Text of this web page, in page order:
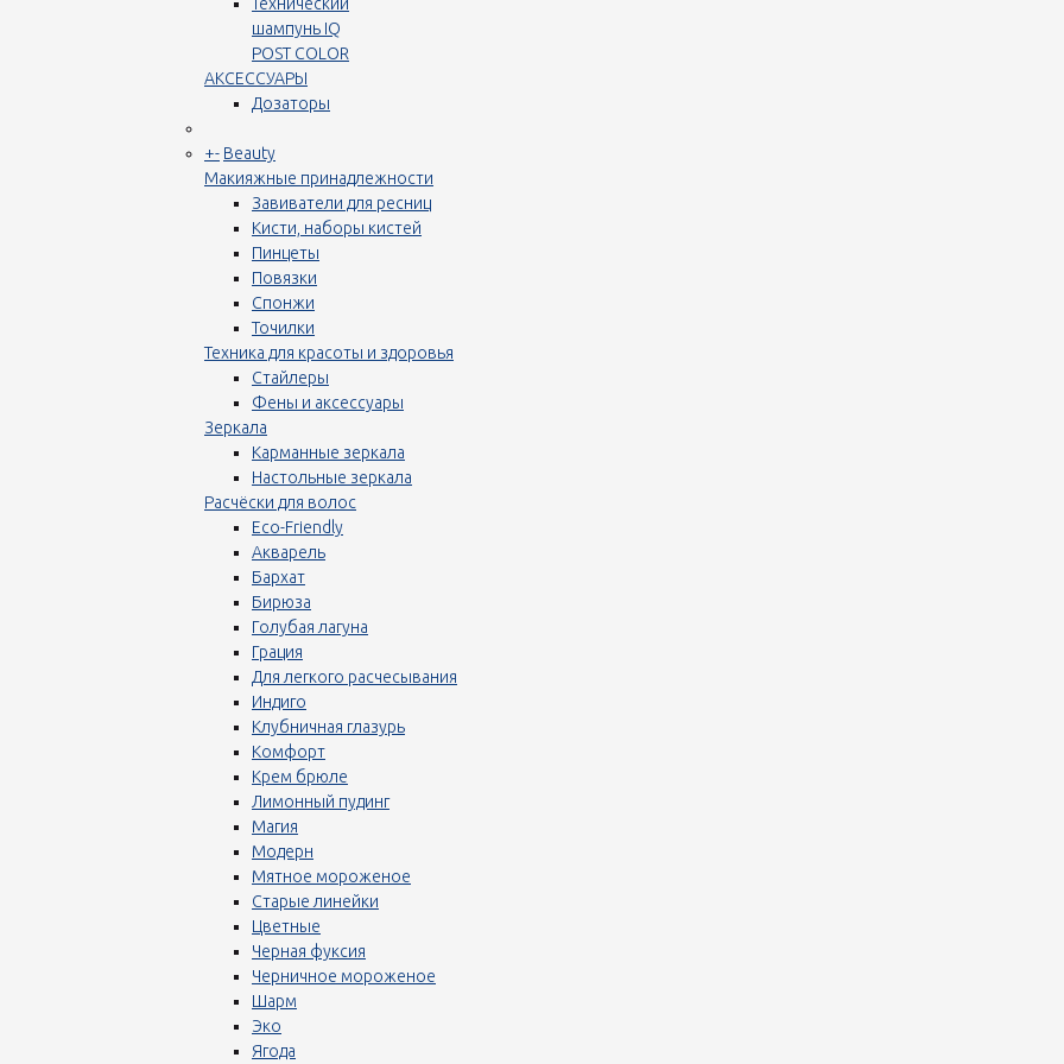
шампунь IQ
POST COLOR
АКСЕССУАРЫ
Дозаторы
+- Beauty
Макияжные принадлежности
Завиватели для ресниц
Кисти, наборы кистей
Пинцеты
Повязки
Спонжи
Точилки
Техника для красоты и здоровья
Стайлеры
Фены и аксессуары
Зеркала
Карманные зеркала
Настольные зеркала
Расчёски для волос
Eco-Friendly
Акварель
Бархат
Бирюза
Голубая лагуна
Грация
Для легкого расчесывания
Индиго
Клубничная глазурь
Комфорт
Крем брюле
Лимонный пудинг
Магия
Модерн
Мятное мороженое
Старые линейки
Цветные
Черная фуксия
Черничное мороженое
Шарм
Эко
Ягода